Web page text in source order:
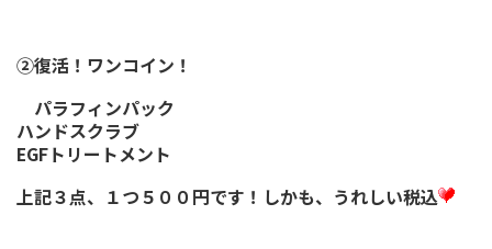
②復活！ワンコイン！
パラフィンパック
ハンドスクラブ
EGFトリートメント
上記３点、１つ５００円です！しかも、うれしい税込